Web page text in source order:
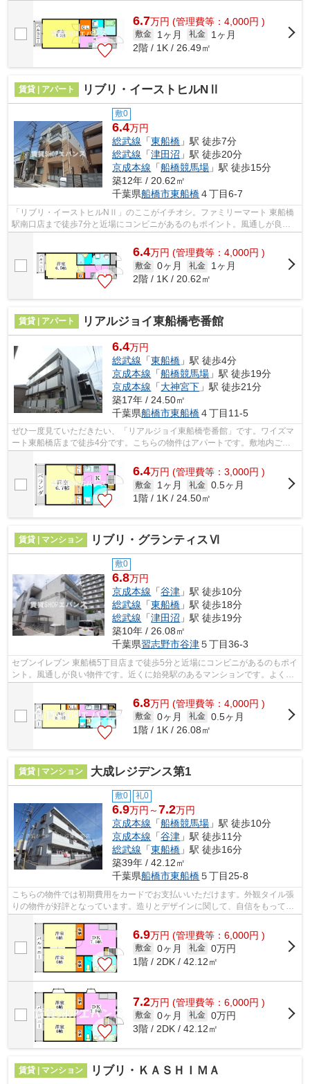
6.7万円 (管理費等：4,000円 )
敷金 1ヶ月 礼金
1ヶ月
2階 / 1K / 26.49㎡
賃貸 | アパート リブリ・イーストヒルNⅡ
敷0
6.4万円
総武線 「東船橋 」駅 徒歩7分
総武線 「津田沼 」駅 徒歩20分
京成本線 「船橋競馬場 」駅 徒歩15分
築12年 / 20.62㎡
千葉県船橋市東船橋４丁目6-7
「リブリ・イーストヒルNⅡ」のここがイチオシ。ファミリーマート 東船橋
駅南口店まで徒歩7分と近場にコンビニがあるのもポイント。風通しが良
く、熱がこもりにくいので、室内が暑くな...
6.4万円 (管理費等：4,000円 )
敷金 0ヶ月 礼金
1ヶ月
2階 / 1K / 20.62㎡
賃貸 | アパート リアルジョイ東船橋壱番館
6.4万円
総武線 「東船橋 」駅 徒歩4分
京成本線 「船橋競馬場 」駅 徒歩19分
京成本線 「大神宮下 」駅 徒歩21分
築17年 / 24.50㎡
千葉県船橋市東船橋４丁目11-5
ぜひ一度見ていただきたい、「リアルジョイ東船橋壱番館」です。ワイズマ
ート東船橋店まで徒歩4分です。こちらの物件はアパートです。敷地内ごみ
6.4万円 (管理費等：3,000円 )
敷金 1ヶ月 礼金 0.5ヶ月
1階 / 1K / 24.50㎡
賃貸 | マンション リブリ・グランティスⅥ
敷0
6.8万円
京成本線 「谷津 」駅 徒歩10分
総武線 「東船橋 」駅 徒歩18分
総武線 「津田沼 」駅 徒歩19分
築10年 / 26.08㎡
千葉県習志野市谷津５丁目36-3
セブンイレブン 東船橋5丁目店まで徒歩5分と近場にコンビニがあるのもポイ
ント。風通しが良い物件です。近くに始発駅のあるマンションです。よくお
6.8万円 (管理費等：4,000円 )
敷金 0ヶ月 礼金 0.5ヶ月
1階 / 1K / 26.08㎡
賃貸 | マンション 大成レジデンス第1
敷0 礼0
6.9万円～7.2万円
京成本線 「船橋競馬場 」駅 徒歩10分
京成本線 「谷津 」駅 徒歩11分
総武線 「東船橋 」駅 徒歩16分
築39年 / 42.12㎡
千葉県船橋市東船橋５丁目25-8
こちらの物件では初期費用をカードでお支払いいただけます。外観タイル張
りの物件が好評となっています。造りとデザインに関して、自信をもって情
6.9万円 (管理費等：6,000円 )
敷金 0ヶ月 礼金 0万円
1階 / 2DK / 42.12㎡
7.2万円 (管理費等：6,000円 )
敷金 0ヶ月 礼金 0万円
3階 / 2DK / 42.12㎡
賃貸 | マンション リブリ・ＫＡＳＨＩＭＡ